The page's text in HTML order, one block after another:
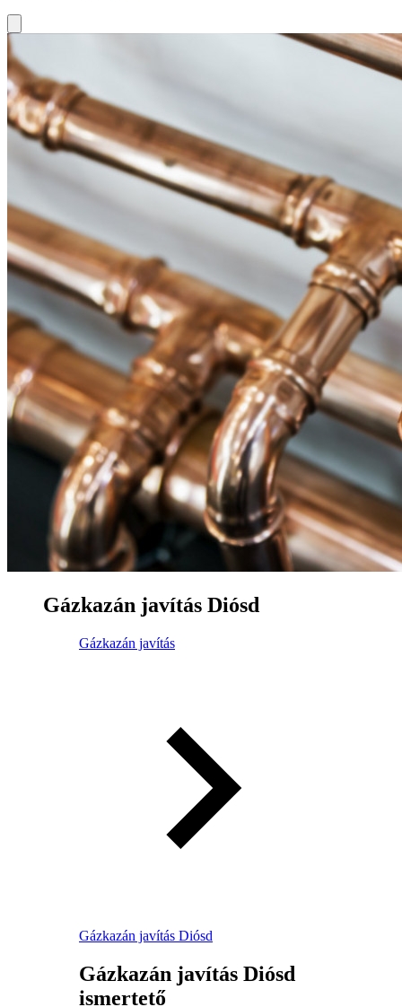
Gázkazán javítás Diósd
Gázkazán javítás
Gázkazán javítás Diósd
Gázkazán javítás Diósd
ismertető